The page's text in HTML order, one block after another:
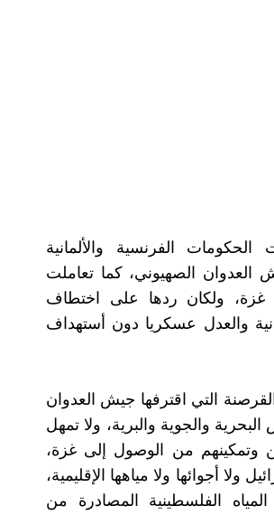
الفرنسية والألمانية
الصهيوني، كما تعاملت
ولكان ردها على اختطاف
والعدل عسكريا دون أستهداف
التي اقترفها جيش العدوان
والجوية والبرية، ولا تمهل
وتمكينهم من الوصول إلى غزة،
ولا أجوائها ولا مياهها الإقليمية،
الفلسطينية المصادرة من